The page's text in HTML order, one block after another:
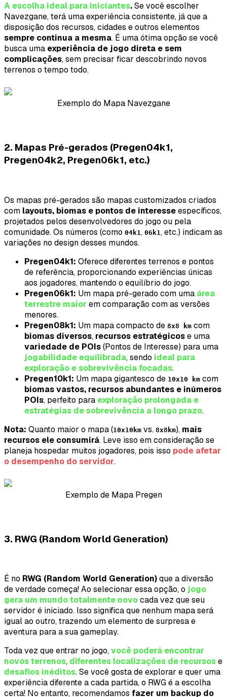
A escolha ideal para iniciantes.Se você escolher
Navezgane, terá uma experiência consistente, já que a
disposição dos recursos, cidades e outros elementos
sempre continua a mesma. É uma ótima opção se você
busca uma experiência de jogo direta e sem
complicações, sem precisar ficar descobrindo novos
terrenos o tempo todo.
Exemplo do Mapa Navezgane
2. Mapas Pré-gerados (Pregen04k1,
Pregen04k2, Pregen06k1, etc.)
Os mapas pré-gerados são mapas customizados criados
com layouts, biomas e pontos de interesseespecíficos,
projetados pelos desenvolvedores do jogo ou pela
comunidade. Os números (como 04k1, 06k1, etc.) indicam as
variações no design desses mundos.
Pregen04k1: Oferece diferentes terrenos e pontos
de referência, proporcionando experiências únicas
aos jogadores, mantendo o equilíbrio do jogo.
Pregen06k1: Um mapa pré-gerado com uma área
terrestre maior em comparação com as versões
menores.
Pregen08k1: Um mapa compacto de 8x8 km com
biomas diversos, recursos estratégicose uma
variedade de POIs(Pontos de Interesse) para uma
jogabilidade equilibrada, sendo ideal para
exploração e sobrevivência focadas.
Pregen10k1: Um mapa gigantesco de 10x10 km com
biomas vastos, recursos abundantes e inúmeros
POIs, perfeito para exploração prolongada e
estratégias de sobrevivência a longo prazo.
Nota: Quanto maior o mapa (10x10km vs. 8x8km), mais
recursos ele consumirá. Leve isso em consideração se
planeja hospedar muitos jogadores, pois isso pode afetar
o desempenho do servidor.
Exemplo de Mapa Pregen
3. RWG (Random World Generation)
É no RWG (Random World Generation)que a diversão
de verdade começa! Ao selecionar essa opção, o jogo
gera um mundo totalmente novocada vez que seu
servidor é iniciado. Isso significa que nenhum mapa será
igual ao outro, trazendo um elemento de surpresa e
aventura para a sua gameplay.
Toda vez que entrar no jogo,você poderá encontrar
novos terrenos, diferentes localizações de recursose
desafios inéditos. Se você gosta de explorar e quer uma
experiência diferente a cada partida, o RWG é a escolha
certa! No entanto, recomendamos fazer um backup do